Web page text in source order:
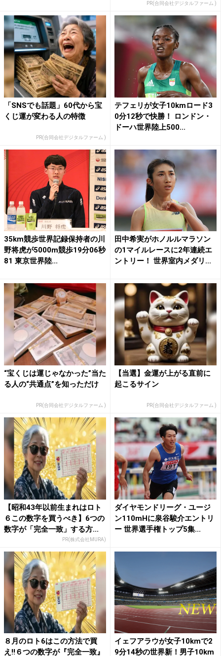
PR(合同会社デジタルファーム )
「SNSでも話題」60代から宝
くじ運が変わる人の特徴
PR(合同会社デジタルファーム )
テフェリが女子10kmロード3
0分12秒で快勝！ ロンドン・
ドーハ世界陸上500...
35km競歩世界記録保持者の川
野将虎が5000m競歩19分06秒
81 東京世界陸...
田中希実がホノルルマラソン
の1マイルレースに2年連続エ
ントリー！ 世界室内メダリ...
“宝くじは運じゃなかった”当た
る人の“共通点”を知っただけ
PR(合同会社デジタルファーム )
【当選】金運が上がる直前に
起こるサイン
PR(合同会社デジタルファーム )
【昭和43年以前生まれはロト
６この数字を買うべき】6つの
数字が「完全一致」する方...
PR(株式会社MURA)
ダイヤモンドリーグ・ユージ
ン110mHに泉谷駿介エントリ
ー 世界選手権トップ5集...
８月のロト6はこの方法で買
え!!６つの数字が『完全一致』
イェフアラウが女子10kmで2
9分14秒の世界新！男子10km